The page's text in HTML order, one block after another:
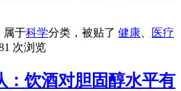
属于科学分类，被贴了 健康
医疗
次浏览
：饮酒对胆固醇水平有